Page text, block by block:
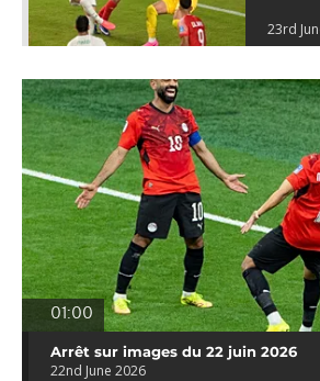
23rd
01:00
Arrêt sur images du 22 juin 2026
22nd June 2026